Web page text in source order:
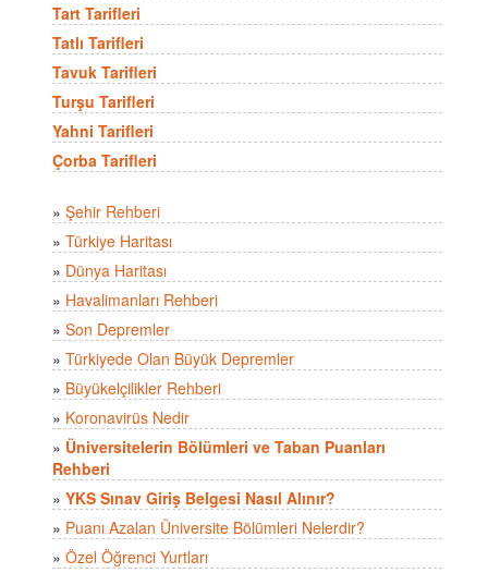
Tart Tarifleri
Tatlı Tarifleri
Tavuk Tarifleri
Turşu Tarifleri
Yahni Tarifleri
Çorba Tarifleri
» Şehir Rehberi
» Türkiye Haritası
» Dünya Haritası
» Havalimanları Rehberi
» Son Depremler
» Türkiyede Olan Büyük Depremler
» Büyükelçilikler Rehberi
» Koronavirüs Nedir
» Üniversitelerin Bölümleri ve Taban Puanları
Rehberi
» YKS Sınav Giriş Belgesi Nasıl Alınır?
» Puanı Azalan Üniversite Bölümleri Nelerdir?
» Özel Öğrenci Yurtları